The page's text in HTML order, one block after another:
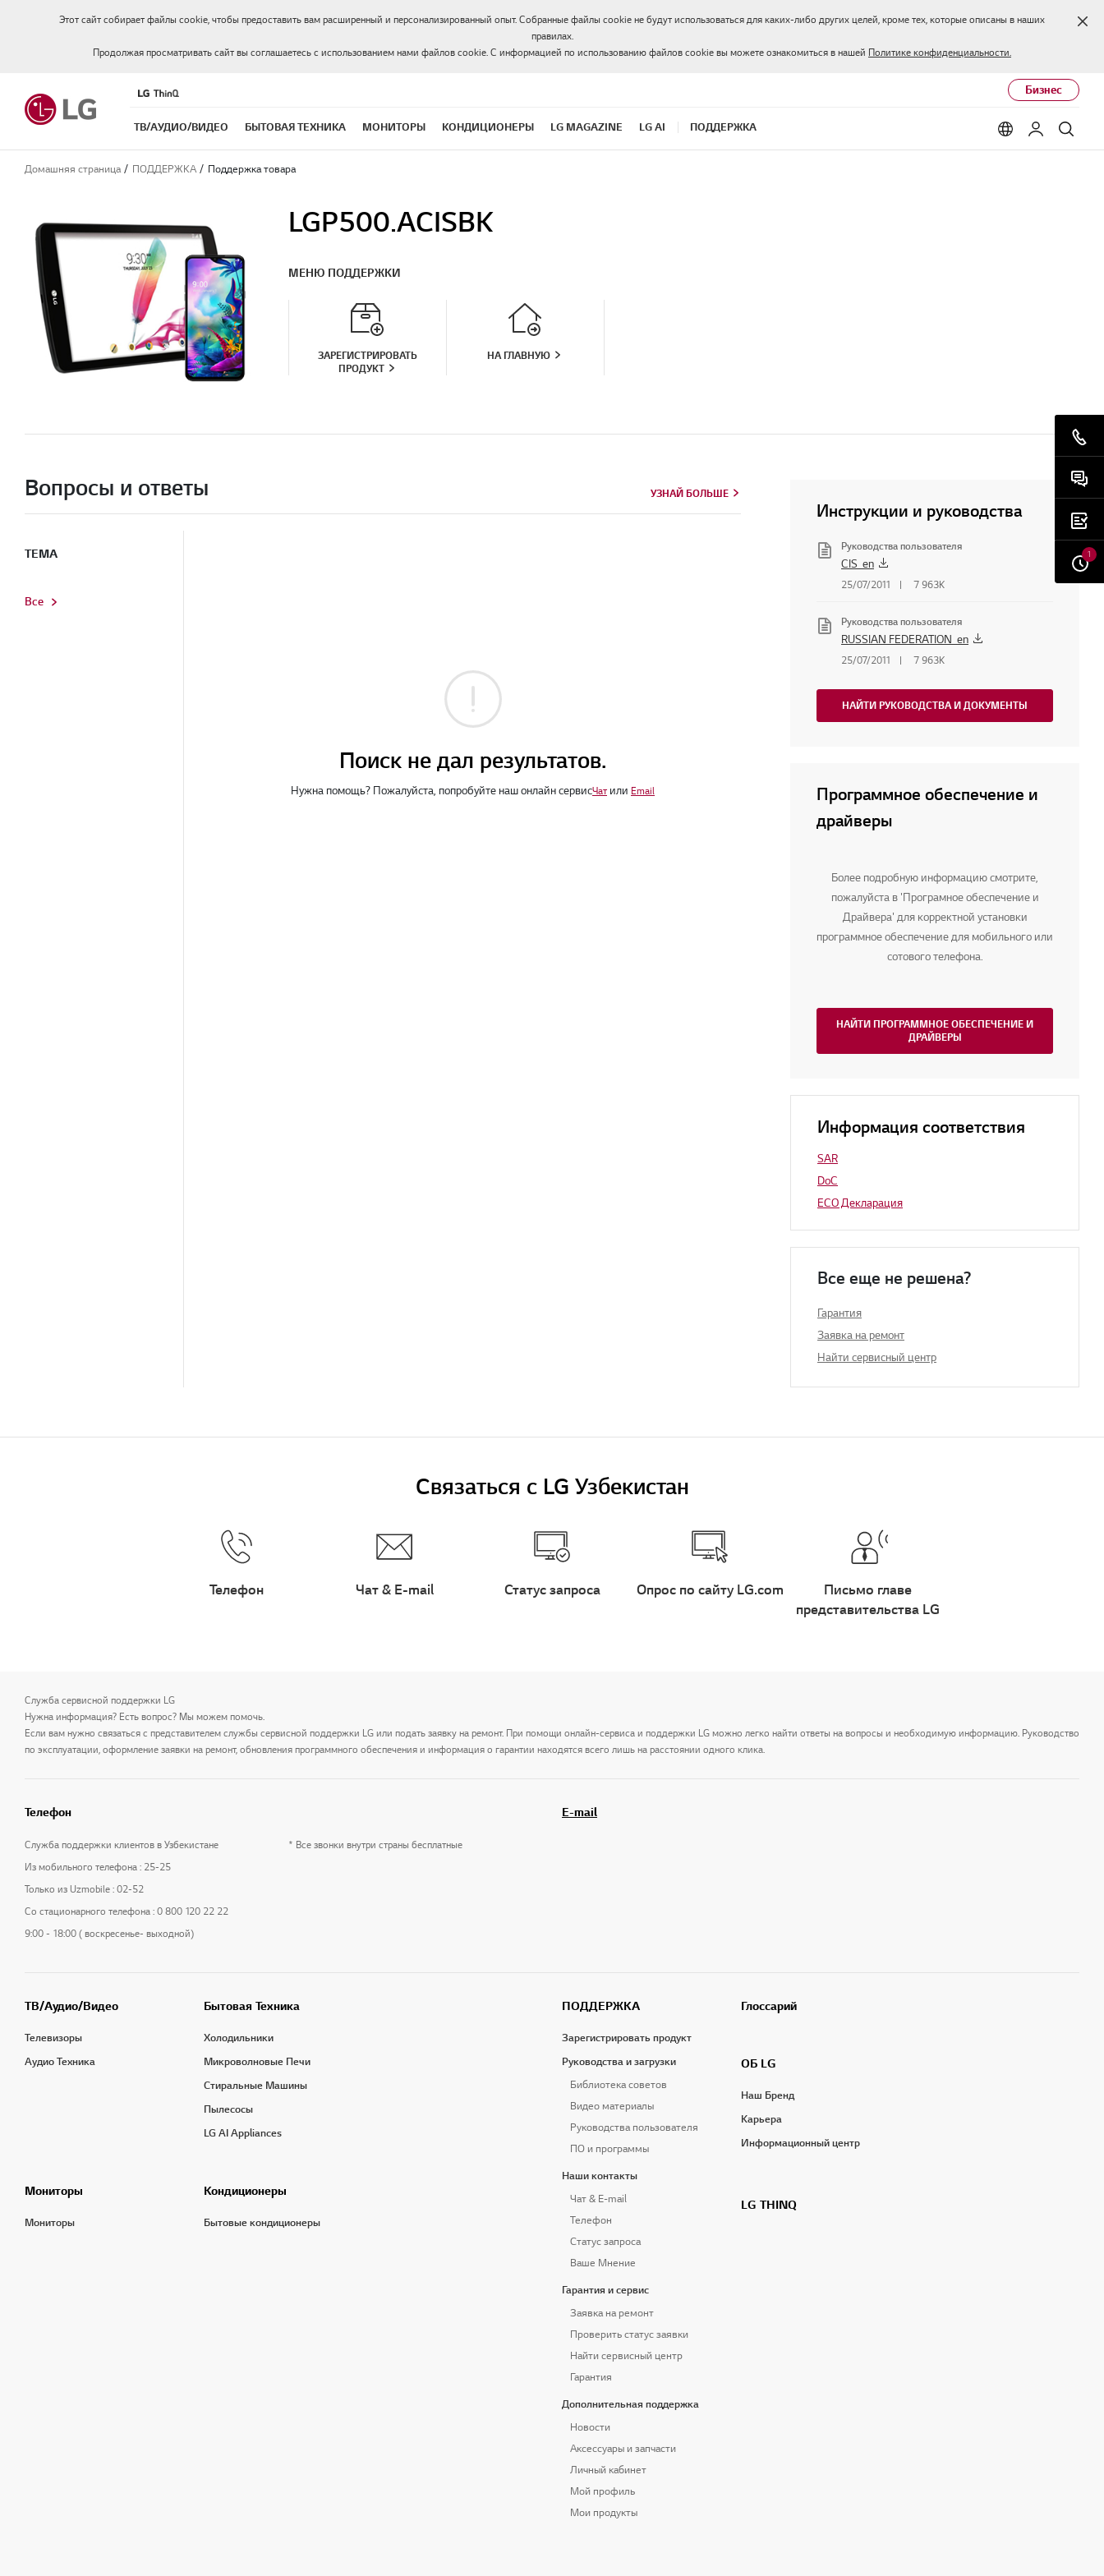
Этот сайт собирает файлы cookie, чтобы предоставить вам расширенный и персонализированный опыт. Собранные файлы cookie не будут использоваться для каких-либо других целей, кроме тех, которые описаны в наших
правилах.
Продолжая просматривать сайт вы соглашаетесь с использованием нами файлов cookie. С информацией по использованию файлов cookie вы можете ознакомиться в нашей Политике конфиденциальности.
Бизнес
ТВ/АУДИО/ВИДЕО БЫТОВАЯ ТЕХНИКА МОНИТОРЫ КОНДИЦИОНЕРЫ LG MAGAZINE LG AI ПОДДЕРЖКА Language options
Мой LG
Домашняя страница ПОДДЕРЖКА Поддержка товара
LGP500.ACISBK
МЕНЮ ПОДДЕРЖКИ
ЗАРЕГИСТРИРОВАТЬ
ПРОДУКТ
НА ГЛАВНУЮ
Вопросы и ответы УЗНАЙ БОЛЬШЕ
ТЕМА
Все
Поиск не дал результатов.
Нужна помощь? Пожалуйста, попробуйте наш онлайн сервисЧат или Email
Инструкции и руководства
Руководства пользователя
CIS_en
25/07/2011 7 963K
Руководства пользователя
RUSSIAN FEDERATION_en
25/07/2011 7 963K
НАЙТИ РУКОВОДСТВА И ДОКУМЕНТЫ
Программное обеспечение и
драйверы
Более подробную информацию смотрите,
пожалуйста в 'Програмное обеспечение и
Драйвера' для корректной установки
программное обеспечение для мобильного или
сотового телефона.
НАЙТИ ПРОГРАММНОЕ ОБЕСПЕЧЕНИЕ И
ДРАЙВЕРЫ
Информация соответствия
SAR
DoC
ECO Декларация
Все еще не решена?
Гарантия
Заявка на ремонт
Найти сервисный центр
Связаться с LG Узбекистан
Телефон Чат & E-mail Статус запроса Опрос по сайту LG.com
Письмо главе
представительства LG
1
Служба сервисной поддержки LG
Нужна информация? Есть вопрос? Мы можем помочь.
Если вам нужно связаться с представителем службы сервисной поддержки LG или подать заявку на ремонт. При помощи онлайн-сервиса и поддержки LG можно легко найти ответы на вопросы и необходимую информацию. Руководство
по эксплуатации, оформление заявки на ремонт, обновления программного обеспечения и информация о гарантии находятся всего лишь на расстоянии одного клика.
Телефон
Служба поддержки клиентов в Узбекистане
Из мобильного телефона : 25-25
Только из Uzmobile : 02-52
Со стационарного телефона : 0 800 120 22 22
9:00 - 18:00 ( воскресенье- выходной)
* Все звонки внутри страны бесплатные
E-mail
ТВ/Аудио/Видео
Телевизоры
Аудио Техника
Бытовая Техника
Холодильники
Микроволновые Печи
Стиральные Машины
Пылесосы
LG AI Appliances
Мониторы
Мониторы
Кондиционеры
Бытовые кондиционеры
ПОДДЕРЖКА
Зарегистрировать продукт
Руководства и загрузки
Библиотека советов
Видео материалы
Руководства пользователя
ПО и программы
Наши контакты
Чат & E-mail
Телефон
Статус запроса
Ваше Мнение
Гарантия и сервис
Заявка на ремонт
Проверить статус заявки
Найти сервисный центр
Гарантия
Дополнительная поддержка
Новости
Аксессуары и запчасти
Личный кабинет
Мой профиль
Мои продукты
Глоссарий
ОБ LG
Наш Бренд
Карьера
Информационный центр
LG THINQ